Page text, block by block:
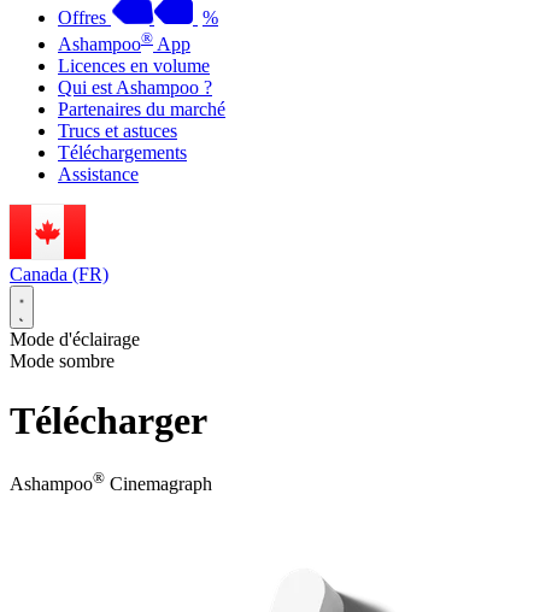
Offres
%
Ashampoo® App
Licences en volume
Qui est Ashampoo ?
Partenaires du marché
Trucs et astuces
Téléchargements
Assistance
Canada (FR)
Mode d'éclairage
Mode sombre
Télécharger
Ashampoo® Cinemagraph